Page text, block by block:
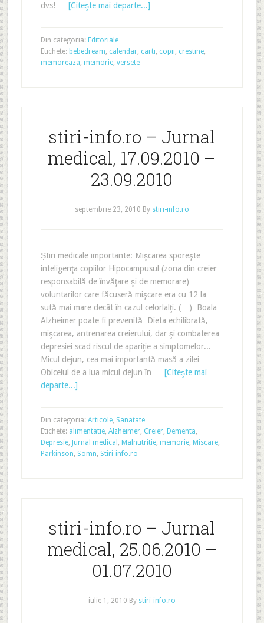
dvs! … [Citeşte mai departe...]
Din categoria: Editoriale
Etichete: bebedream, calendar, carti, copii, crestine,
memoreaza, memorie, versete
stiri-info.ro – Jurnal
medical, 17.09.2010 –
23.09.2010
septembrie 23, 2010 By stiri-info.ro
Știri medicale importante: Mişcarea sporeşte
inteligenţa copiilor Hipocampusul (zona din creier
responsabilă de învăţare şi de memorare)
voluntarilor care făcuseră mişcare era cu 12 la
sută mai mare decât în cazul celorlalţi. (…) Boala
Alzheimer poate fi prevenită Dieta echilibrată,
mişcarea, antrenarea creierului, dar şi combaterea
depresiei scad riscul de apariţie a simptomelor...
Micul dejun, cea mai importantă masă a zilei
Obiceiul de a lua micul dejun în … [Citeşte mai
departe...]
Din categoria: Articole, Sanatate
Etichete: alimentatie, Alzheimer, Creier, Dementa,
Depresie, Jurnal medical , Malnutritie, memorie, Miscare,
Parkinson, Somn, Stiri-info.ro
stiri-info.ro – Jurnal
medical, 25.06.2010 –
01.07.2010
iulie 1, 2010 By stiri-info.ro